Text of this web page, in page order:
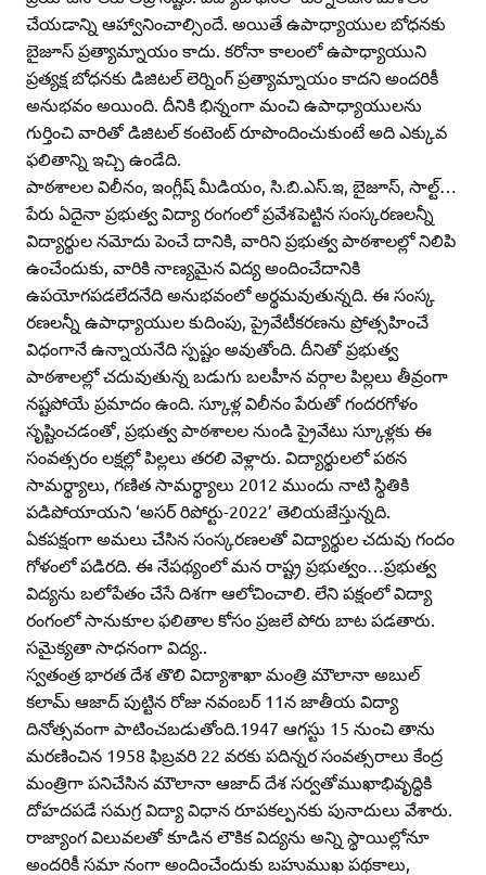
చేయడాన్ని ఆహ్వానించాల్సిందే. అయితే ఉపాధ్యాయుల బోధనకు
బైజూస్‌ ప్రత్యామ్నాయం కాదు. కరోనా కాలంలో ఉపాధ్యాయుని
ప్రత్యక్ష బోధనకు డిజిటల్‌ లెర్నింగ్‌ ప్రత్యామ్నాయం కాదని అందరికీ
అనుభవం అయింది. దీనికి భిన్నంగా మంచి ఉపాధ్యాయులను
గుర్తించి వారితో డిజిటల్‌ కంటెంట్‌ రూపొందించుకుంటే అది ఎక్కువ
ఫలితాన్ని ఇచ్చి ఉండేది.
పాఠశాలల విలీనం, ఇంగ్లీష్‌ మీడియం, సి.బి.ఎస్‌.ఇ, బైజూస్‌, సాల్ట్‌…
పేరు ఏదైనా ప్రభుత్వ విద్యా రంగంలో ప్రవేశపెట్టిన సంస్కరణలన్నీ
విద్యార్థుల నమోదు పెంచే దానికి, వారిని ప్రభుత్వ పాఠశాలల్లో నిలిపి
ఉంచేందుకు, వారికి నాణ్యమైన విద్య అందించేదానికి
ఉపయోగపడలేదనేది అనుభవంలో అర్థమవుతున్నది. ఈ సంస్క
రణలన్నీ ఉపాధ్యాయుల కుదింపు, ప్రైవేటీకరణను ప్రోత్సహించే
విధంగానే ఉన్నాయనేది స్పష్టం అవుతోంది. దీనితో ప్రభుత్వ
పాఠశాలల్లో చదువుతున్న బడుగు బలహీన వర్గాల పిల్లలు తీవ్రంగా
నష్టపోయే ప్రమాదం ఉంది. స్కూళ్ల విలీనం పేరుతో గందరగోళం
సృష్టించడంతో, ప్రభుత్వ పాఠశాలల నుండి ప్రైవేటు స్కూళ్లకు ఈ
సంవత్సరం లక్షల్లో పిల్లలు తరలి వెళ్లారు. విద్యార్థులలో పఠన
సామర్థ్యాలు, గణిత సామర్థ్యాలు 2012 ముందు నాటి స్థితికి
పడిపోయాయని ‘అసర్‌ రిపోర్టు-2022’ తెలియజేస్తున్నది.
ఏకపక్షంగా అమలు చేసిన సంస్కరణలతో విద్యార్థుల చదువు గందం
గోళంలో పడిరది. ఈ నేపథ్యంలో మన రాష్ట్ర ప్రభుత్వం…ప్రభుత్వ
విద్యను బలోపేతం చేసే దిశగా ఆలోచించాలి. లేని పక్షంలో విద్యా
రంగంలో సానుకూల ఫలితాల కోసం ప్రజలే పోరు బాట పడతారు.
సమైక్యతా సాధనంగా విద్య..
స్వతంత్ర భారత దేశ తొలి విద్యాశాఖా మంత్రి మౌలానా అబుల్‌
కలామ్‌ ఆజాద్‌ పుట్టిన రోజు నవంబర్‌ 11న జాతీయ విద్యా
దినోత్సవంగా పాటించబడుతోంది.1947 ఆగస్టు 15 నుంచి తాను
మరణించిన 1958 ఫిబ్రవరి 22 వరకు పదిన్నర సంవత్సరాలు కేంద్ర
మంత్రిగా పనిచేసిన మౌలానా ఆజాద్‌ దేశ సర్వతోముఖాభివృద్ధికి
దోహదపడే సమగ్ర విద్యా విధాన రూపకల్పనకు పునాదులు వేశారు.
రాజ్యాంగ విలువలతో కూడిన లౌకిక విద్యను అన్ని స్థాయిల్లోనూ
అందరికీ సమా నంగా అందించేందుకు బహుముఖ పథకాలు,